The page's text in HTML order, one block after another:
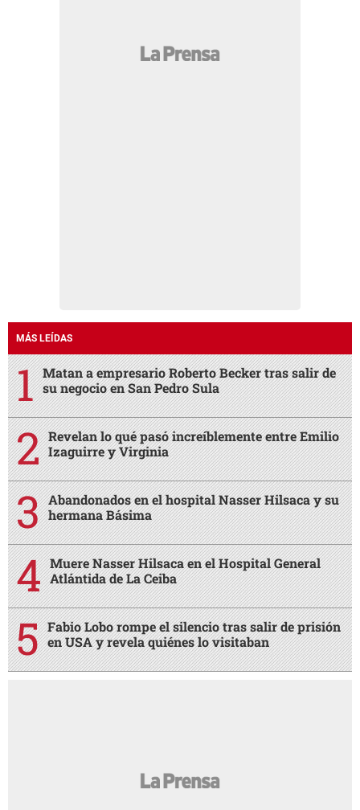
MÁS LEÍDAS
Matan a empresario Roberto Becker tras salir de
su negocio en San Pedro Sula
Revelan lo qué pasó increíblemente entre Emilio
Izaguirre y Virginia
Abandonados en el hospital Nasser Hilsaca y su
hermana Básima
Muere Nasser Hilsaca en el Hospital General
Atlántida de La Ceiba
Fabio Lobo rompe el silencio tras salir de prisión
en USA y revela quiénes lo visitaban